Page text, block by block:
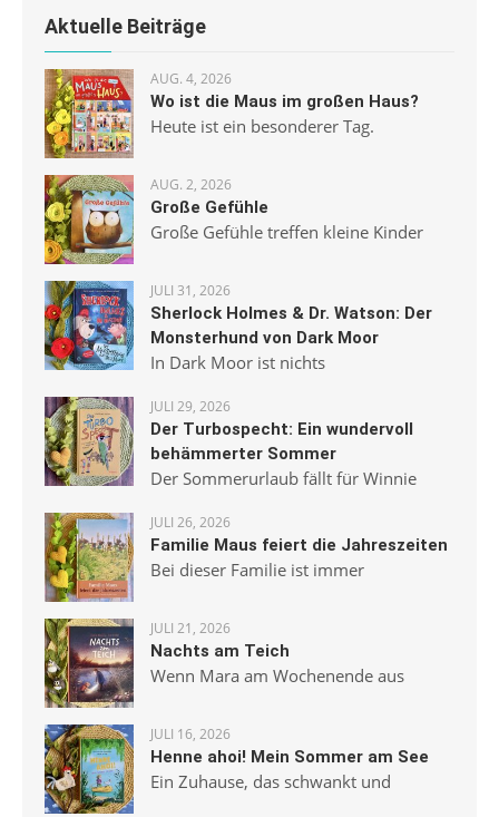
Aktuelle Beiträge
AUG. 4, 2026
Wo ist die Maus im großen Haus?
Heute ist ein besonderer Tag.
AUG. 2, 2026
Große Gefühle
Große Gefühle treffen kleine Kinder
JULI 31, 2026
Sherlock Holmes & Dr. Watson: Der
Monsterhund von Dark Moor
In Dark Moor ist nichts
JULI 29, 2026
Der Turbospecht: Ein wundervoll
behämmerter Sommer
Der Sommerurlaub fällt für Winnie
JULI 26, 2026
Familie Maus feiert die Jahreszeiten
Bei dieser Familie ist immer
JULI 21, 2026
Nachts am Teich
Wenn Mara am Wochenende aus
JULI 16, 2026
Henne ahoi! Mein Sommer am See
Ein Zuhause, das schwankt und